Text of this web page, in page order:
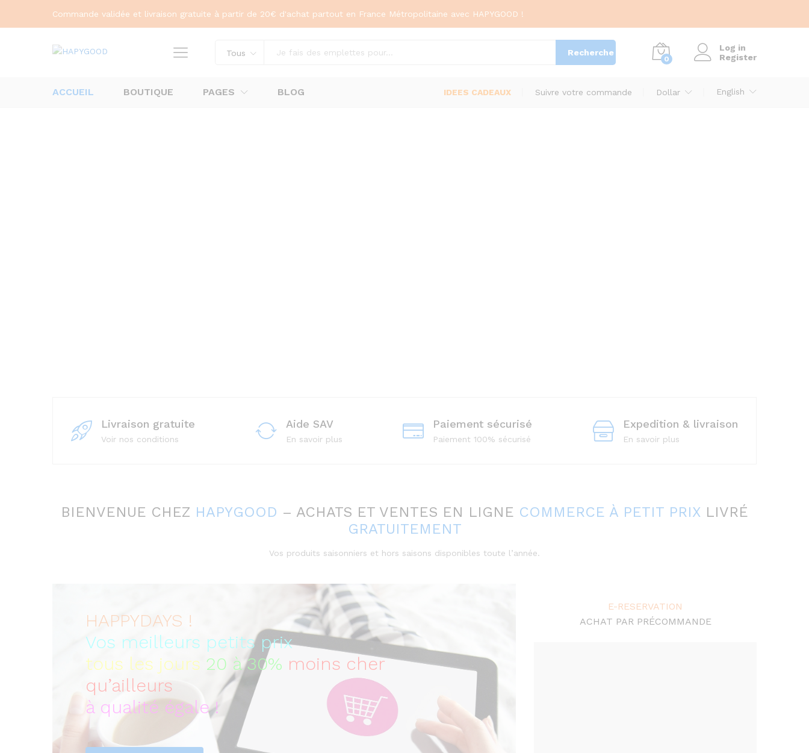
Commande validée et livraison gratuite à partir de 20€ d'achat partout en France Métropolitaine avec HAPYGOOD !
Tous Recherche
0
Log in
Register
ACCUEIL BOUTIQUE PAGES BLOG IDEES CADEAUX Suivre votre commande Dollar English
Livraison gratuite
Voir nos conditions
Aide SAV
En savoir plus
Paiement sécurisé
Paiement 100% sécurisé
Expedition & livraison
En savoir plus
BIENVENUE CHEZ HAPYGOOD – ACHATS ET VENTES EN LIGNE COMMERCE À PETIT PRIX LIVRÉ
GRATUITEMENT
Vos produits saisonniers et hors saisons disponibles toute l’année.
HAPPYDAYS !
Vos meilleurs petits prix
tous les jours 20 à 30% moins cher
qu’ailleurs
à qualité égale !
E-RESERVATION
ACHAT PAR PRÉCOMMANDE